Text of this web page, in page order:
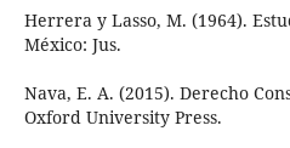
Herrera y Lasso, M. (1964).
México: Jus.
Nava, E. A. (2015). Derecho
Oxford University Press.